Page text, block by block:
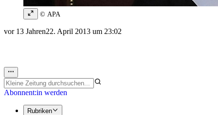
© APA
vor 13 Jahren22. April 2013 um 23:02
Abonnent:in werden
Rubriken